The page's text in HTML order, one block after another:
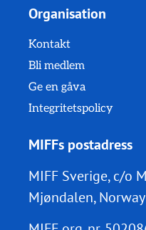
Organisation
Kontakt
Bli medlem
Ge en gåva
Integritetspolicy
MIFFs postadress
MIFF Sverige, c/o
Mjøndalen, Norway